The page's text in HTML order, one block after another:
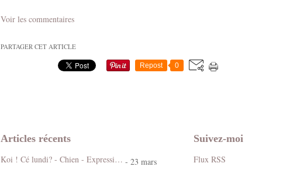
Voir les commentaires
PARTAGER CET ARTICLE
Repost 0
Articles récents
Koi ! Cé lundi? - Chien - Expression - Gif scintillant - Gratuit - 23 mars
Suivez-moi
Flux RSS